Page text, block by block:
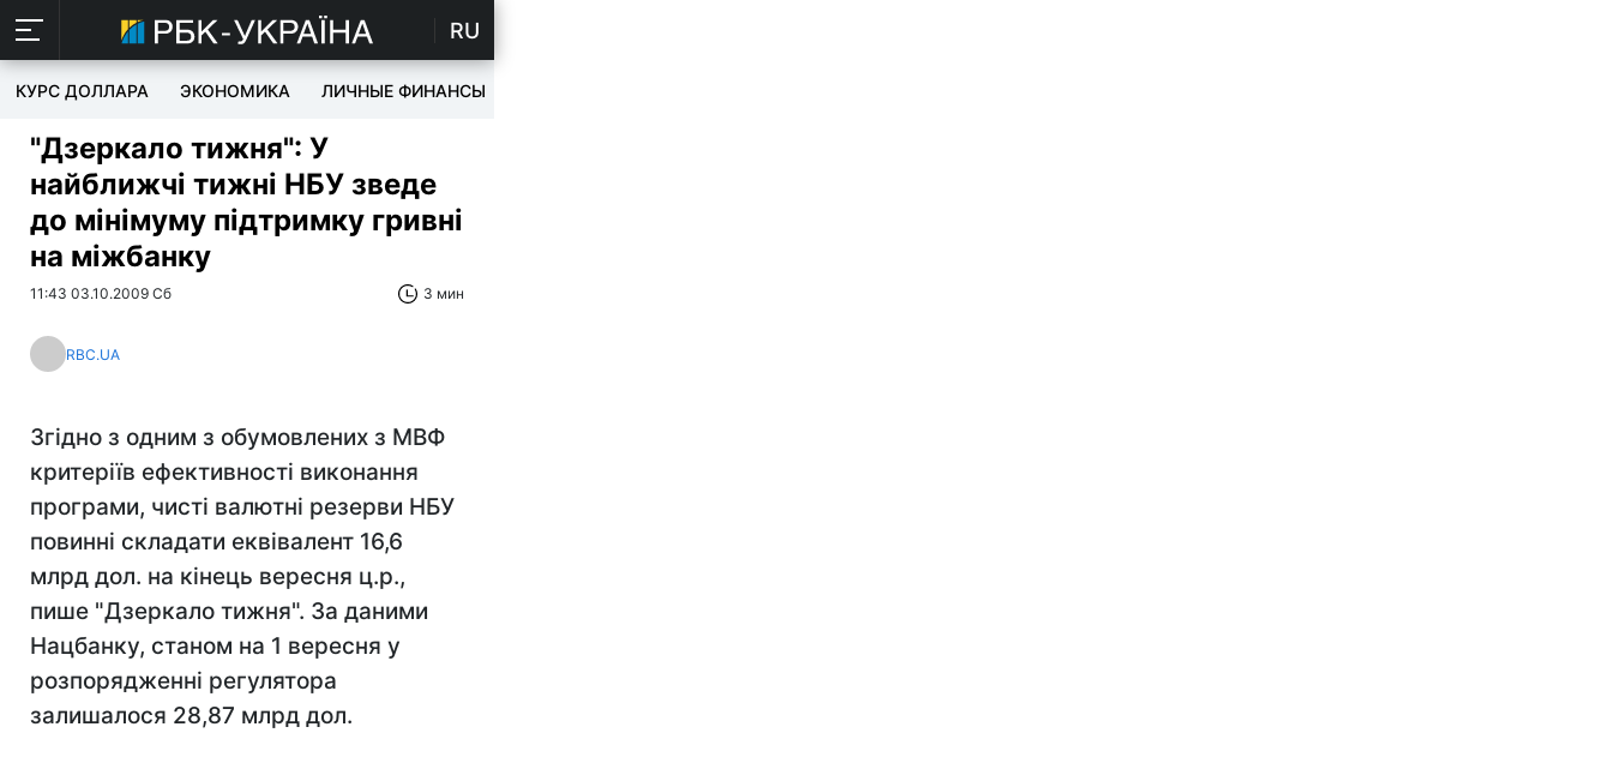
RU
КУРС ДОЛЛАРА ЭКОНОМИКА ЛИЧНЫЕ ФИНАНСЫ
"Дзеркало тижня": У
найближчі тижні НБУ зведе
до мінімуму підтримку гривні
на міжбанку
11:43 03.10.2009 Сб 3 мин
RBC.UA
Згідно з одним з обумовлених з МВФ
критеріїв ефективності виконання
програми, чисті валютні резерви НБУ
повинні складати еквівалент 16,6
млрд дол. на кінець вересня ц.р.,
пише "Дзеркало тижня". За даними
Нацбанку, станом на 1 вересня у
розпорядженні регулятора
залишалося 28,87 млрд дол.